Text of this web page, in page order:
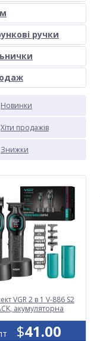
ручки
Новинки
Хіти продажів
Знижки
VGR 2 в 1 V-886 S2
акумуляторна
та триммер
$41.00